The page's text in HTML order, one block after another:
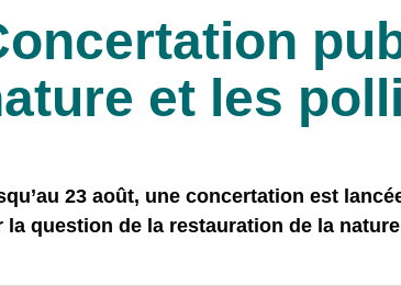
et les
23 août, une concertation est
la question de la restauration de la nature